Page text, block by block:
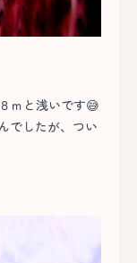
ｍと浅いです😅
でしたが、つい